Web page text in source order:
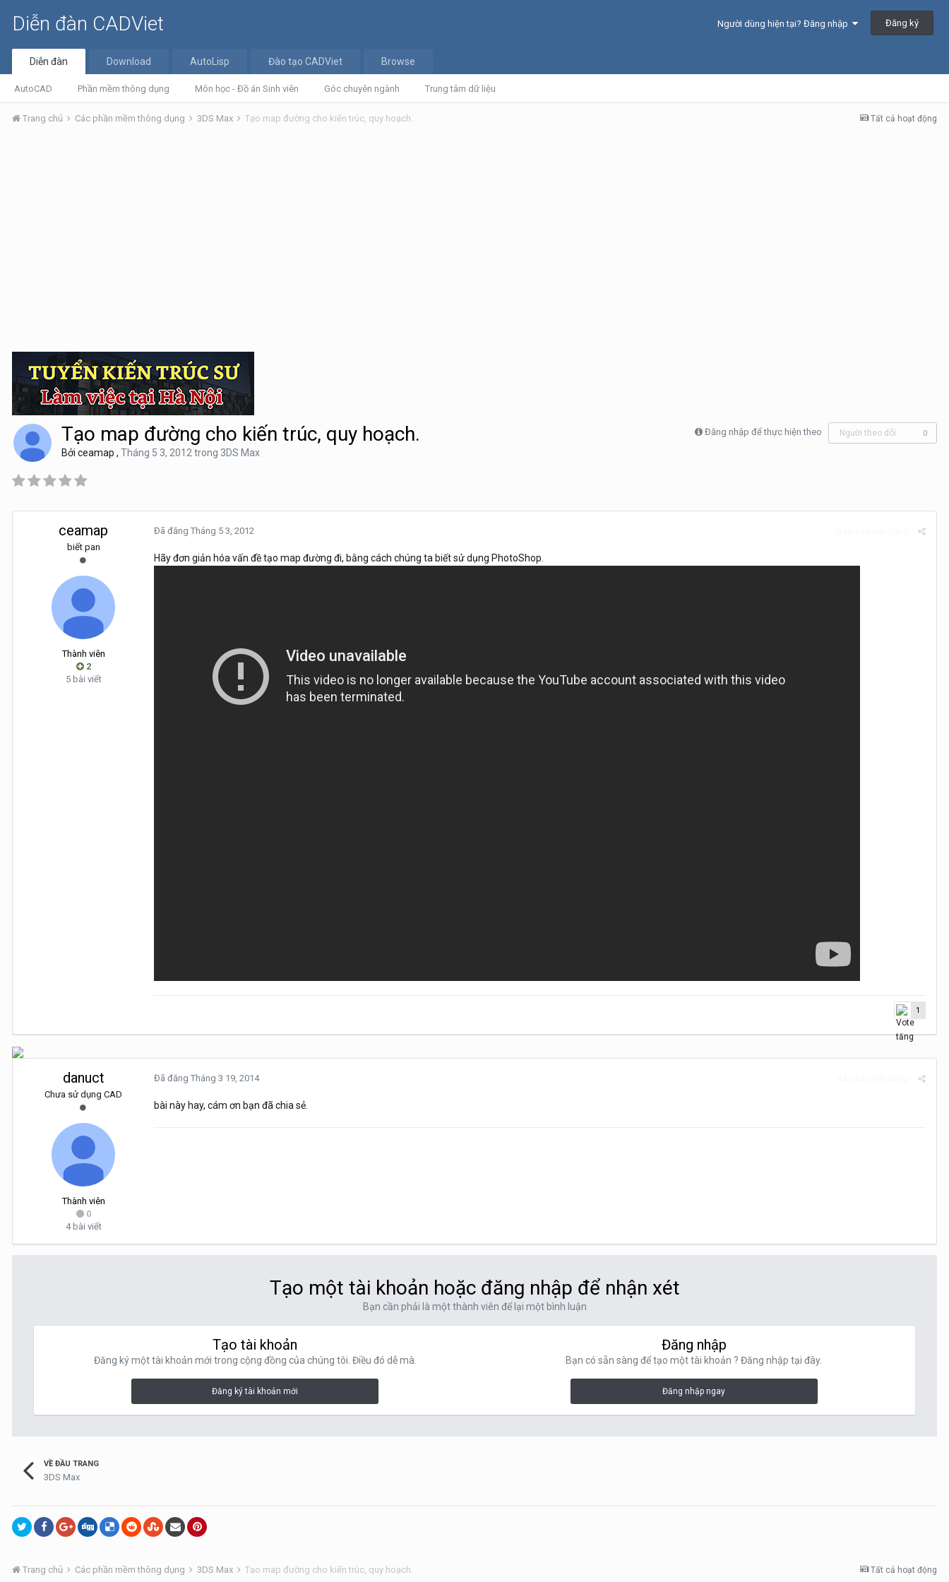
Diễn đàn CADViet Người dùng hiện tại? Đăng nhập Đăng ký
Diễn đàn
AutoCAD Phần mềm thông dụng Môn học - Đồ án Sinh viên Góc chuyên ngành Trung tâm dữ liệu
Download AutoLisp Đào tạo CADViet Browse
Tất cả hoạt động
Trang chủ Các phần mềm thông dụng 3DS Max Tạo map đường cho kiến trúc, quy hoạch.
Đăng nhập để thực hiện theo Người theo dõi 0
Tạo map đường cho kiến trúc, quy hoạch.
Bởi ceamap , Tháng 5 3, 2012 trong 3DS Max
ceamap
biết pan
Thành viên
2
5 bài viết
Đã đăng Tháng 5 3, 2012
Hãy đơn giản hóa vấn đề tạo map đường đi, bằng cách chúng ta biết sử dụng PhotoShop.
1
danuct
Chưa sử dụng CAD
Thành viên
0
4 bài viết
Đã đăng Tháng 3 19, 2014
bài này hay, cám ơn bạn đã chia sẻ.
Tạo một tài khoản hoặc đăng nhập để nhận xét
Bạn cần phải là một thành viên để lại một bình luận
Tạo tài khoản
Đăng ký một tài khoản mới trong cộng đồng của chúng tôi. Điều đó dễ mà.
Đăng ký tài khoản mới
Đăng nhập
Bạn có sẵn sàng để tạo một tài khoản ? Đăng nhập tại đây.
Đăng nhập ngay
VỀ ĐẦU TRANG
3DS Max
Tất cả hoạt động
Trang chủ Các phần mềm thông dụng 3DS Max Tạo map đường cho kiến trúc, quy hoạch.